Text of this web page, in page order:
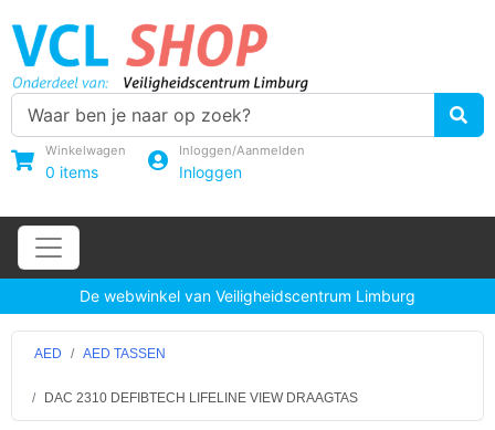
Winkelwagen
0 items
Inloggen/Aanmelden
Inloggen
De webwinkel van Veiligheidscentrum Limburg
AED AED TASSEN
DAC 2310 DEFIBTECH LIFELINE VIEW DRAAGTAS